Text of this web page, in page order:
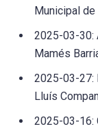
Municipal de
2025-03-30:
Mamés
2025-03-27:
Lluís
2025-03-16: